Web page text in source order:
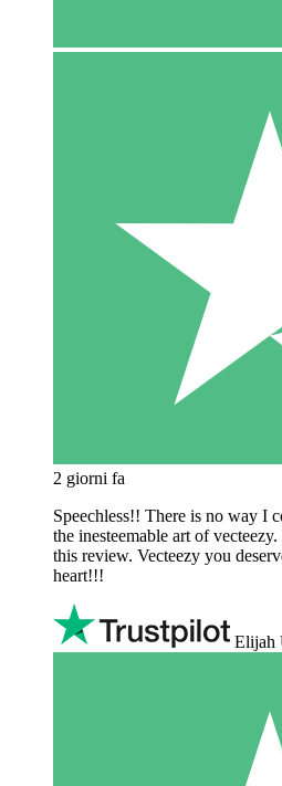
2 giorni fa
Speechless!! There is no way I
the inesteemable art of
this review. Vecteezy you
heart!!!
Elijah